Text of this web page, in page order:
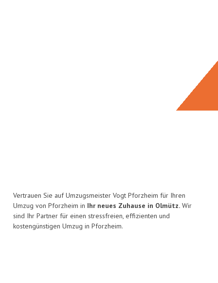
Vertrauen Sie auf Umzugsmeister Vogt Pforzheim für Ihren
Umzug von Pforzheim in Ihr neues Zuhause in Olmütz. Wir
sind Ihr Partner für einen stressfreien, effizienten und
kostengünstigen Umzug in Pforzheim.